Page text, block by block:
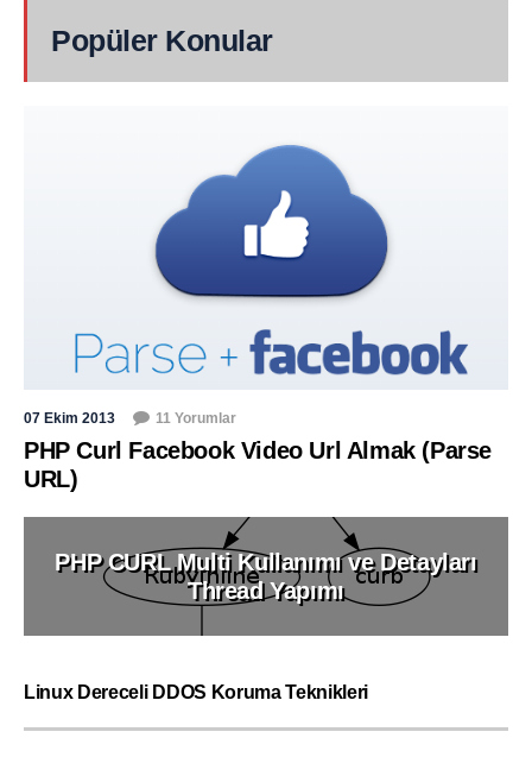
Popüler Konular
07 Ekim 2013 11 Yorumlar
PHP Curl Facebook Video Url Almak (Parse
URL)
PHP CURL Multi Kullanımı ve Detayları
Thread Yapımı
Linux Dereceli DDOS Koruma Teknikleri